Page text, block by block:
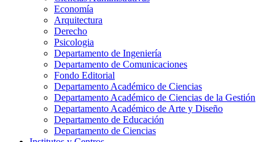
Economía
Arquitectura
Derecho
Psicologia
Departamento de Ingeniería
Departamento de Comunicaciones
Fondo Editorial
Departamento Académico de Ciencias
Departamento Académico de Ciencias de la Gestión
Departamento Académico de Arte y Diseño
Departamento de Educación
Departamento de Ciencias